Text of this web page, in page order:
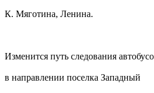
К. Мяготина, Ленина.
Изменится путь следования
в направлении поселка Западный